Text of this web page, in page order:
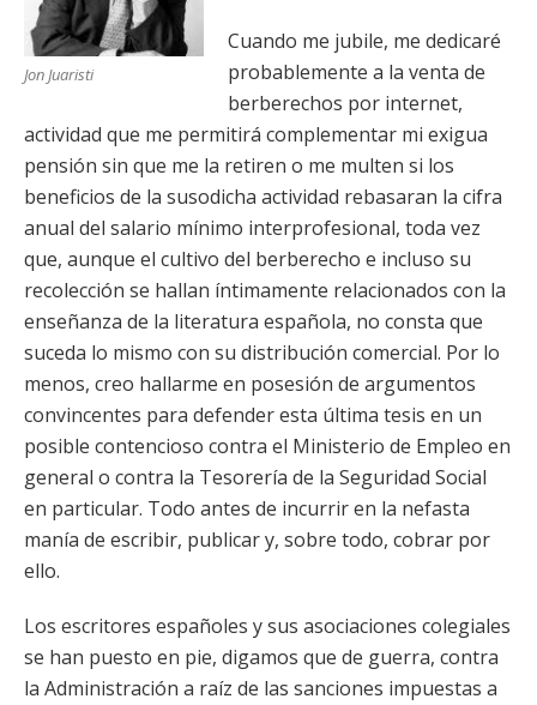
Jon Juaristi
Cuando me jubile, me dedicaré
probablemente a la venta de
berberechos por internet,
actividad que me permitirá complementar mi exigua
pensión sin que me la retiren o me multen si los
beneficios de la susodicha actividad rebasaran la cifra
anual del salario mínimo interprofesional, toda vez
que, aunque el cultivo del berberecho e incluso su
recolección se hallan íntimamente relacionados con la
enseñanza de la literatura española, no consta que
suceda lo mismo con su distribución comercial. Por lo
menos, creo hallarme en posesión de argumentos
convincentes para defender esta última tesis en un
posible contencioso contra el Ministerio de Empleo en
general o contra la Tesorería de la Seguridad Social
en particular. Todo antes de incurrir en la nefasta
manía de escribir, publicar y, sobre todo, cobrar por
ello.
Los escritores españoles y sus asociaciones colegiales
se han puesto en pie, digamos que de guerra, contra
la Administración a raíz de las sanciones impuestas a